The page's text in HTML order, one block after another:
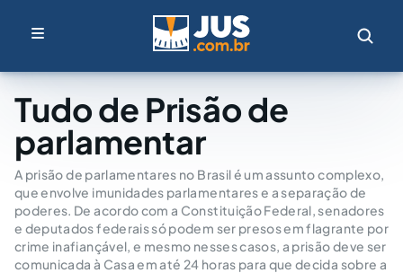
Tudo de Prisão de
parlamentar
A prisão de parlamentares no Brasil é um assunto complexo,
que envolve imunidades parlamentares e a separação de
poderes. De acordo com a Constituição Federal, senadores
e deputados federais só podem ser presos em flagrante por
crime inafiançável, e mesmo nesses casos, a prisão deve ser
comunicada à Casa em até 24 horas para que decida sobre a